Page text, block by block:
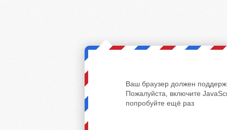
Ваш браузер должен
Пожалуйста, включите
попробуйте ещё раз